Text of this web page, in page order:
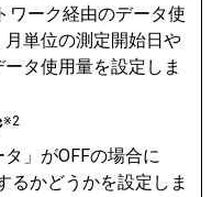
ワーク経由のデータ使
単位の測定開始日や
タ使用量を設定しま
※2
タ」がOFFの場合に
るかどうかを設定しま